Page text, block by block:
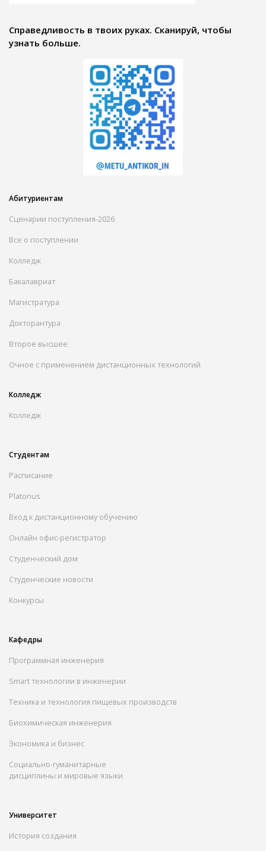
Справедливость в твоих руках. Сканируй, чтобы
узнать больше.
Абитуриентам
Сценарии поступления-2026
Все о поступлении
Колледж
Бакалавриат
Магистратура
Докторантура
Второе высшее
Очное с применением дистанционных технологий
Колледж
Колледж
Студентам
Расписание
Platonus
Вход к дистанционному обучению
Онлайн офис-регистратор
Студенческий дом
Студенческие новости
Конкурсы
Кафедры
Программная инженерия
Smart технологии в инженерии
Техника и технология пищевых производств
Биохимическая инженерия
Экономика и бизнес
Социально-гуманитарные
дисциплины и мировые языки
Университет
История создания